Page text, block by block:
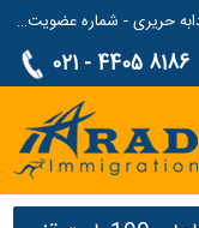
امور ویزا و مهاجرت توسط وکیل رسمی عضو مارا سودابه حریری - شماره عضویت مارا: 1687507
021 - 4405 8186